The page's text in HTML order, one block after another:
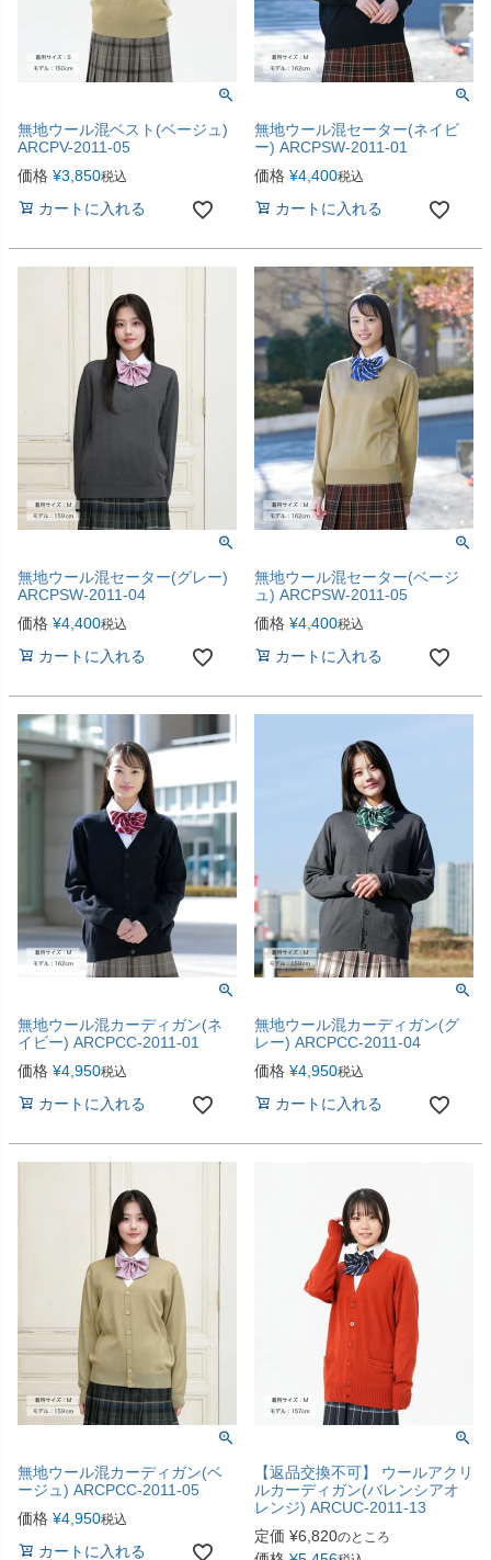
無地ウール混ベスト(ベージュ)
ARCPV-2011-05
価格 ¥3,850税込
カートに入れる
無地ウール混セーター(ネイビ
ー) ARCPSW-2011-01
価格 ¥4,400税込
カートに入れる
無地ウール混セーター(グレー)
ARCPSW-2011-04
価格 ¥4,400税込
カートに入れる
無地ウール混セーター(ベージ
ュ) ARCPSW-2011-05
価格 ¥4,400税込
カートに入れる
無地ウール混カーディガン(ネ
イビー) ARCPCC-2011-01
価格 ¥4,950税込
カートに入れる
無地ウール混カーディガン(グ
レー) ARCPCC-2011-04
価格 ¥4,950税込
カートに入れる
無地ウール混カーディガン(ベ
ージュ) ARCPCC-2011-05
価格 ¥4,950税込
カートに入れる
【返品交換不可】 ウールアクリ
ルカーディガン(バレンシアオ
レンジ) ARCUC-2011-13
定価 ¥6,820のところ